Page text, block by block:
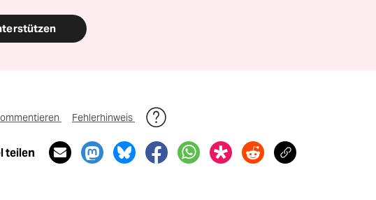
Fehlerhinweis
teilen